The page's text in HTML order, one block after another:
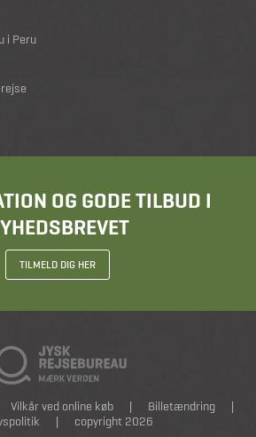
i Peru
OG GODE TILBUD I
TILMELD DIG HER
Vilkår ved online køb | Billetændring
|
| copyright 2026